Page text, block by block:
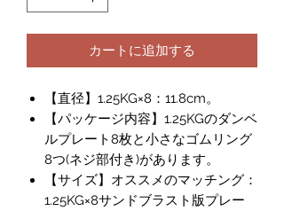
カートに追加する
【直径】1.25KG×8：11.8cm。
【パッケージ内容】1.25KGのダンベ
ルプレート8枚と小さなゴムリング
8つ(ネジ部付き)があります。
【サイズ】オススメのマッチング：
1.25KG×8サンドブラスト版プレー